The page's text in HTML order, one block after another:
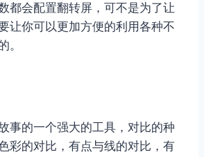
都会配置翻转屏，可不是为了让
让你可以更加方便的利用各种不
。
事的一个强大的工具，对比的种
彩的对比，有点与线的对比，有